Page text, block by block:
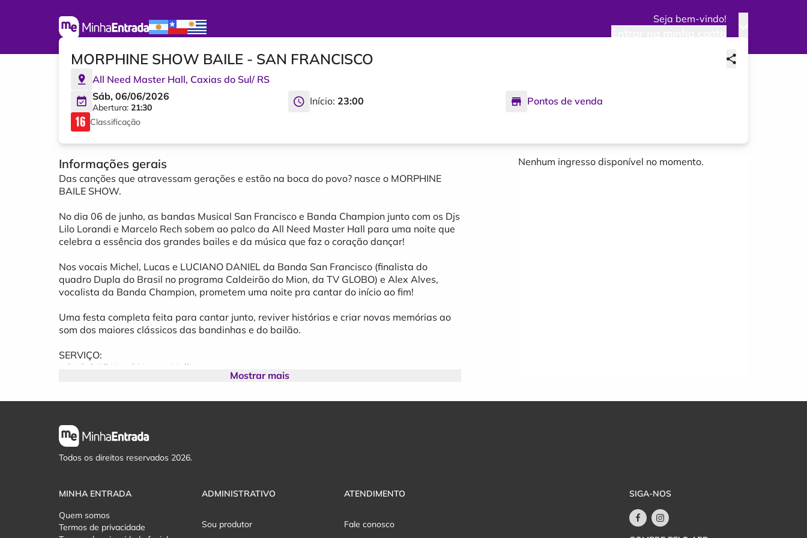
Seja bem-vindo!
MORPHINE SHOW BAILE - SAN FRANCISCO
All Need Master Hall, Caxias do Sul/ RS
Sáb, 06/06/2026
Abertura: 21:30
Início: 23:00 Pontos de venda
Classificação
Informações gerais
Das canções que atravessam gerações e estão na boca do povo? nasce o MORPHINE
BAILE SHOW.
No dia 06 de junho, as bandas Musical San Francisco e Banda Champion junto com os Djs
Lilo Lorandi e Marcelo Rech sobem ao palco da All Need Master Hall para uma noite que
celebra a essência dos grandes bailes e da música que faz o coração dançar!
Nos vocais Michel, Lucas e LUCIANO DANIEL da Banda San Francisco (finalista do
quadro Dupla do Brasil no programa Caldeirão do Mion, da TV GLOBO) e Alex Alves,
vocalista da Banda Champion, prometem uma noite pra cantar do início ao fim!
Uma festa completa feita para cantar junto, reviver histórias e criar novas memórias ao
som dos maiores clássicos das bandinhas e do bailão.
SERVIÇO:
- Onde? All Need Master Hall
Mostrar mais
Nenhum ingresso disponível no momento.
Todos os direitos reservados 2026.
MINHA ENTRADA
Quem somos
Termos de privacidade
ADMINISTRATIVO
Sou produtor
ATENDIMENTO
Fale conosco
SIGA-NOS